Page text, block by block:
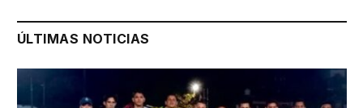
ÚLTIMAS NOTICIAS